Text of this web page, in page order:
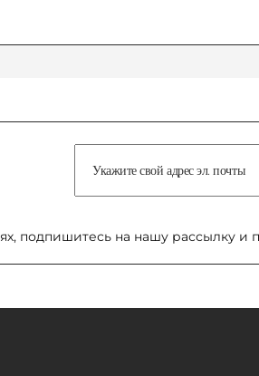
подпишитесь на нашу рассылку и